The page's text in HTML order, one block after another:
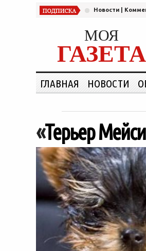
Новости
МОЯ
ГАЗЕТА
ГЛАВНАЯ НОВОСТИ
«Терьер